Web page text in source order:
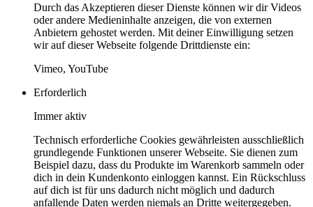
Durch das Akzeptieren dieser Dienste können wir dir Videos
oder andere Medieninhalte anzeigen, die von externen
Anbietern gehostet werden. Mit deiner Einwilligung setzen
wir auf dieser Webseite folgende Drittdienste ein:
Vimeo, YouTube
Erforderlich
Immer aktiv
Technisch erforderliche Cookies gewährleisten ausschließlich
grundlegende Funktionen unserer Webseite. Sie dienen zum
Beispiel dazu, dass du Produkte im Warenkorb sammeln oder
dich in dein Kundenkonto einloggen kannst. Ein Rückschluss
auf dich ist für uns dadurch nicht möglich und dadurch
anfallende Daten werden niemals an Dritte weitergegeben.